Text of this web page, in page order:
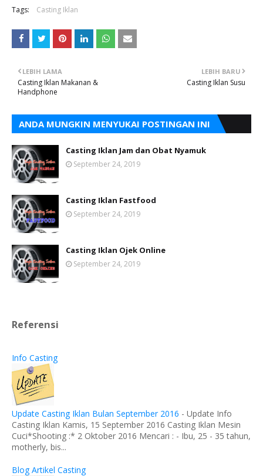
Tags: Casting Iklan
LEBIH BARU
Casting Iklan Susu
LEBIH LAMA
Casting Iklan Makanan &
Handphone
ANDA MUNGKIN MENYUKAI POSTINGAN INI
Casting Iklan Jam dan Obat Nyamuk
September 24, 2019
Casting Iklan Fastfood
September 24, 2019
Casting Iklan Ojek Online
September 24, 2019
Referensi
Info Casting
Update Casting Iklan Bulan September 2016 - Update Info
Casting Iklan Kamis, 15 September 2016 Casting Iklan Mesin
Cuci*Shooting :* 2 Oktober 2016 Mencari : - Ibu, 25 - 35 tahun,
motherly, bis...
Blog Artikel Casting